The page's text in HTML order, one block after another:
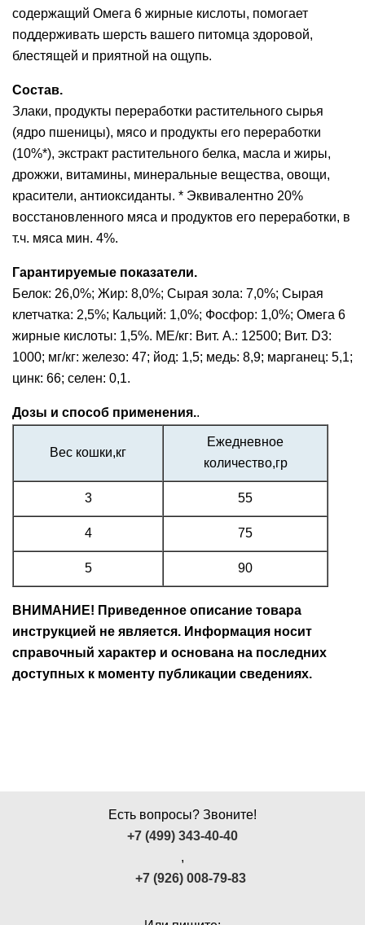
содержащий Омега 6 жирные кислоты, помогает
поддерживать шерсть вашего питомца здоровой,
блестящей и приятной на ощупь.
Состав.
Злаки, продукты переработки растительного сырья
(ядро пшеницы), мясо и продукты его переработки
(10%*), экстракт растительного белка, масла и жиры,
дрожжи, витамины, минеральные вещества, овощи,
красители, антиоксиданты. * Эквивалентно 20%
восстановленного мяса и продуктов его переработки, в
т.ч. мяса мин. 4%.
Гарантируемые показатели.
Белок: 26,0%; Жир: 8,0%; Сырая зола: 7,0%; Сырая
клетчатка: 2,5%; Кальций: 1,0%; Фосфор: 1,0%; Омега 6
жирные кислоты: 1,5%. МЕ/кг: Вит. А.: 12500; Вит. D3:
1000; мг/кг: железо: 47; йод: 1,5; медь: 8,9; марганец: 5,1;
цинк: 66; селен: 0,1.
Дозы и способ применения..
Вес кошки,кг
Ежедневное
количество,гр
3 55
4 75
5 90
ВНИМАНИЕ! Приведенное описание товара
инструкцией не является. Информация носит
справочный характер и основана на последних
доступных к моменту публикации сведениях.
Есть вопросы? Звоните!
+7 (499) 343-40-40
,
+7 (926) 008-79-83